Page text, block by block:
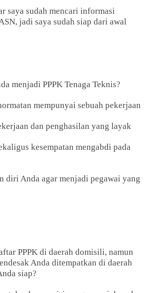
saya sudah mencari informasi
jadi saya sudah siap dari awal
menjadi PPPK Tenaga Teknis?
mempunyai sebuah pekerjaan
dan penghasilan yang layak
kesempatan mengabdi pada
diri Anda agar menjadi pegawai yang
PPPK di daerah domisili, namun
Anda ditempatkan di daerah
siap?